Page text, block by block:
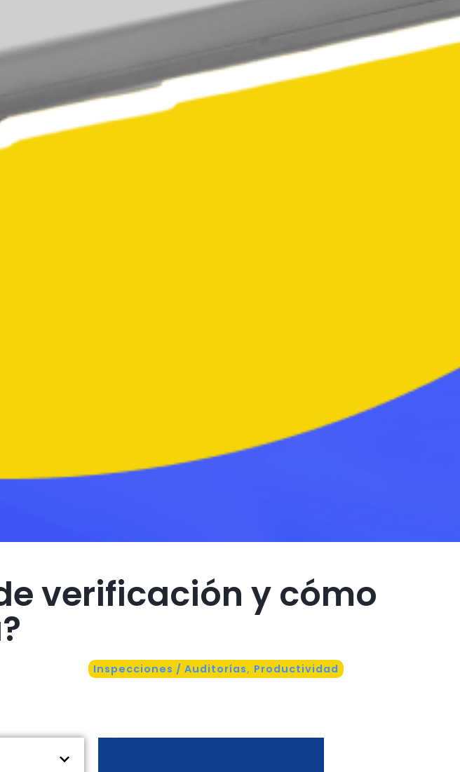
verificación y cómo
Inspecciones / Auditorías, Productividad